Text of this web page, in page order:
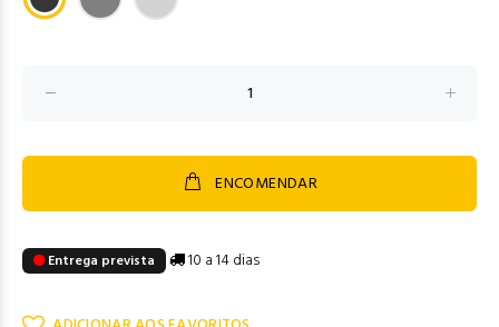
ENCOMENDAR
Entrega prevista 10 a 14 dias